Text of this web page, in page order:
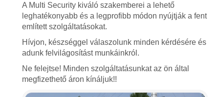
A Multi Security kiváló szakemberei a lehető
leghatékonyabb és a legprofibb módon nyújtják a fent
említett szolgáltatásokat.
Hívjon, készséggel válaszolunk minden kérdésére és
adunk felvilágosítást munkáinkról.
Ne felejtse! Minden szolgáltatásunkat az ön által
megfizethető áron kínáljuk!!